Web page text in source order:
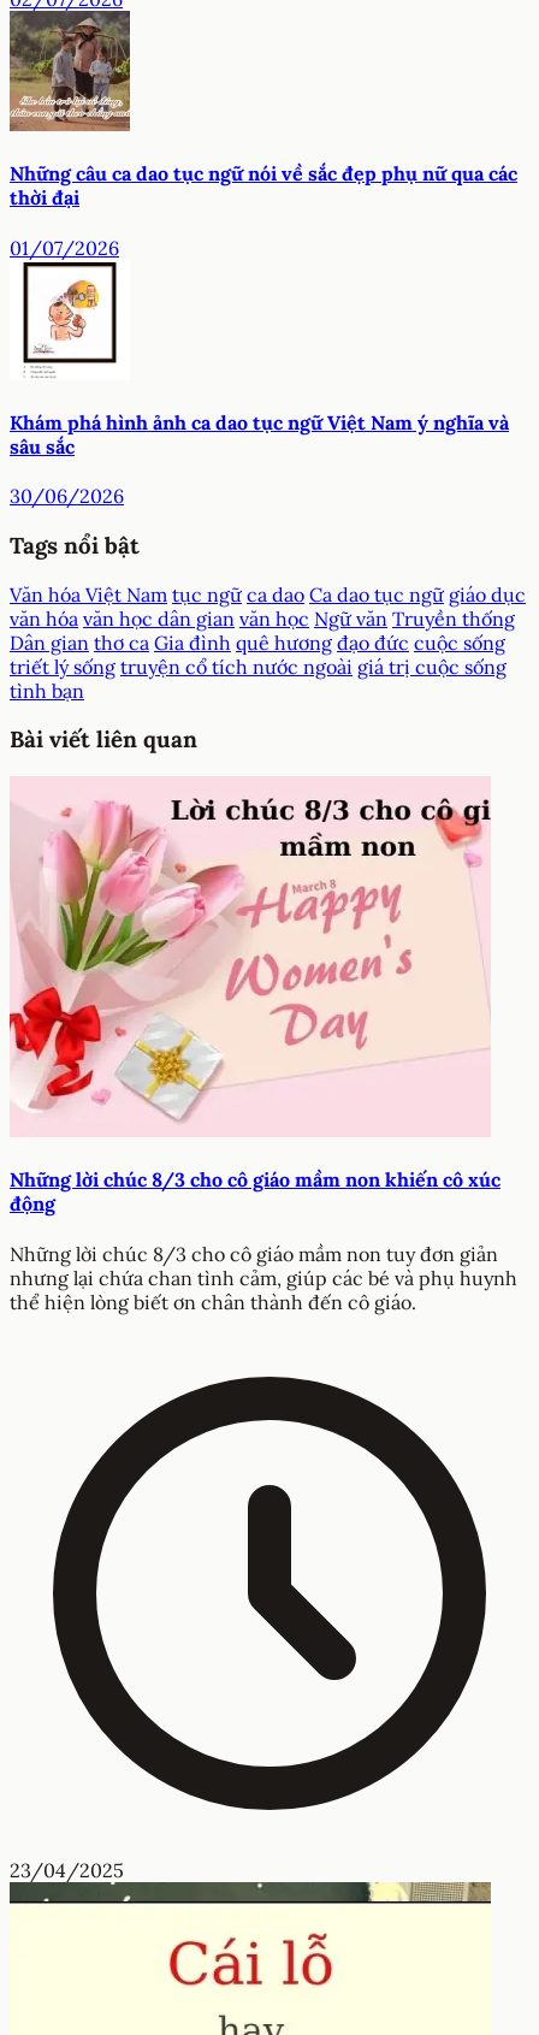
Những câu ca dao tục ngữ nói về sắc đẹp phụ nữ qua các
thời đại
01/07/2026
Khám phá hình ảnh ca dao tục ngữ Việt Nam ý nghĩa và
sâu sắc
30/06/2026
Tags nổi bật
Văn hóa Việt Nam tục ngữ ca dao Ca dao tục ngữ giáo dục
văn hóa văn học dân gian văn học Ngữ văn Truyền thống
Dân gian thơ ca Gia đình quê hương đạo đức cuộc sống
triết lý sống truyện cổ tích nước ngoài giá trị cuộc sống
tình bạn
Bài viết liên quan
Những lời chúc 8/3 cho cô giáo mầm non khiến cô xúc
động
Những lời chúc 8/3 cho cô giáo mầm non tuy đơn giản
nhưng lại chứa chan tình cảm, giúp các bé và phụ huynh
thể hiện lòng biết ơn chân thành đến cô giáo.
23/04/2025